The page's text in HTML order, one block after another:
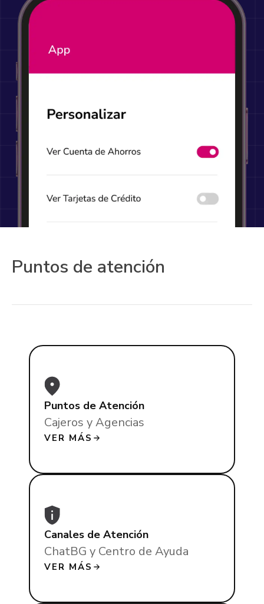
Puntos de atención
Puntos de Atención
Cajeros y Agencias
VER MÁS
Canales de Atención
ChatBG y Centro de Ayuda
VER MÁS